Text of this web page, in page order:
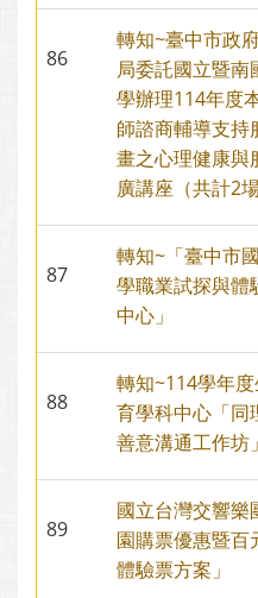
86
轉知~臺中市政
局委託國立暨南
學辦理114年度
師諮商輔導支持
畫之心理健康與
廣講座（共計2場
87
轉知~「臺中市
學職業試探與體
中心」
88
轉知~114學年
育學科中心「同
善意溝通工作坊」
89
國立台灣交響樂
園購票優惠暨百
體驗票方案」